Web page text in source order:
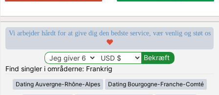
Vi arbejder hårdt for at give dig den bedste service, vær venlig og støt os
Find singler i områderne: Frankrig
Dating Auvergne-Rhône-Alpes Dating Bourgogne-Franche-Comté